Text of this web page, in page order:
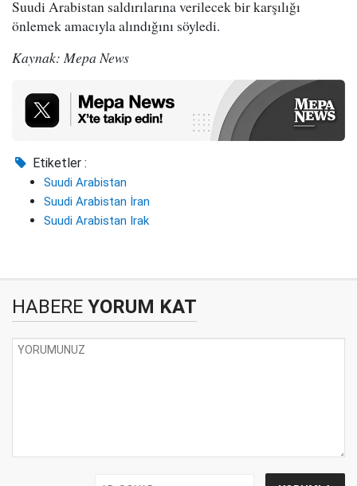
Suudi Arabistan saldırılarına verilecek bir karşılığı
önlemek amacıyla alındığını söyledi.
Kaynak: Mepa News
Etiketler :
Suudi Arabistan
Suudi Arabistan İran
Suudi Arabistan Irak
HABERE YORUM KAT